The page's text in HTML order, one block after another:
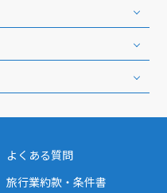
よくある質問
旅行業約款・条件書